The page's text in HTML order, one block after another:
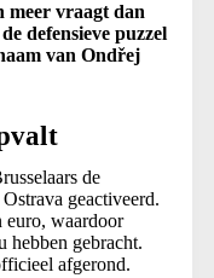
meer vraagt dan
defensieve puzzel
van Ondřej
de
geactiveerd.
euro, waardoor
hebben gebracht.
afgerond.